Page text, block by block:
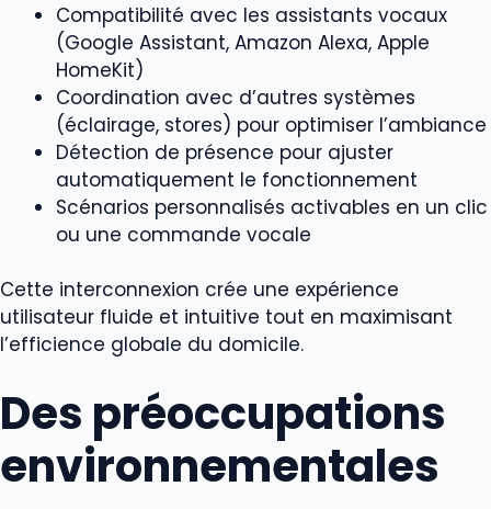
Compatibilité avec les assistants vocaux
(Google Assistant, Amazon Alexa, Apple
HomeKit)
Coordination avec d’autres systèmes
(éclairage, stores) pour optimiser l’ambiance
Détection de présence pour ajuster
automatiquement le fonctionnement
Scénarios personnalisés activables en un clic
ou une commande vocale
Cette interconnexion crée une expérience
utilisateur fluide et intuitive tout en maximisant
l’efficience globale du domicile.
Des préoccupations
environnementales